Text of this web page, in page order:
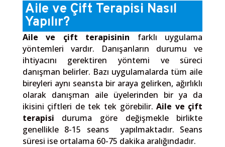
Aile ve Çift Terapisi Nasıl
Yapılır?
Aile ve çift terapisinin farklı uygulama
yöntemleri vardır. Danışanların durumu ve
ihtiyacını gerektiren yöntemi ve süreci
danışman belirler. Bazı uygulamalarda tüm aile
bireyleri aynı seansta bir araya gelirken, ağırlıklı
olarak danışman aile üyelerinden bir ya da
ikisini çiftleri de tek tek görebilir.Aile ve çift
terapisi duruma göre değişmekle birlikte
genellikle 8-15 seans
yapılmaktadır. Seans
süresi ise ortalama 60-75 dakika aralığındadır.